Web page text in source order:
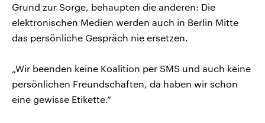
Grund zur Sorge, behaupten die anderen: Die
elektronischen Medien werden auch in Berlin Mitte
das persönliche Gespräch nie ersetzen.
„Wir beenden keine Koalition per SMS und auch keine
persönlichen Freundschaften, da haben wir schon
eine gewisse Etikette.“